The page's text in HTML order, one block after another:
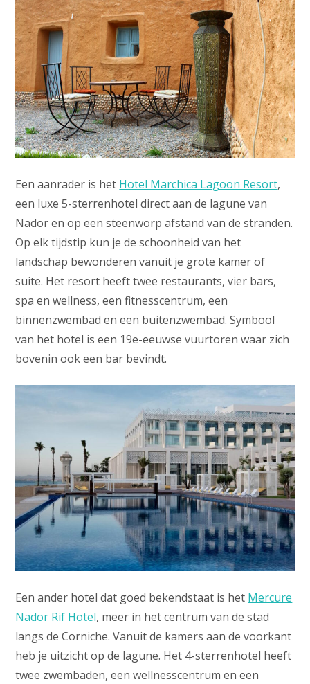
Een aanrader is het Hotel Marchica Lagoon Resort,
een luxe 5-sterrenhotel direct aan de lagune van
Nador en op een steenworp afstand van de stranden.
Op elk tijdstip kun je de schoonheid van het
landschap bewonderen vanuit je grote kamer of
suite. Het resort heeft twee restaurants, vier bars,
spa en wellness, een fitnesscentrum, een
binnenzwembad en een buitenzwembad. Symbool
van het hotel is een 19e-eeuwse vuurtoren waar zich
bovenin ook een bar bevindt.
Een ander hotel dat goed bekendstaat is het Mercure
Nador Rif Hotel, meer in het centrum van de stad
langs de Corniche. Vanuit de kamers aan de voorkant
heb je uitzicht op de lagune. Het 4-sterrenhotel heeft
twee zwembaden, een wellnesscentrum en een